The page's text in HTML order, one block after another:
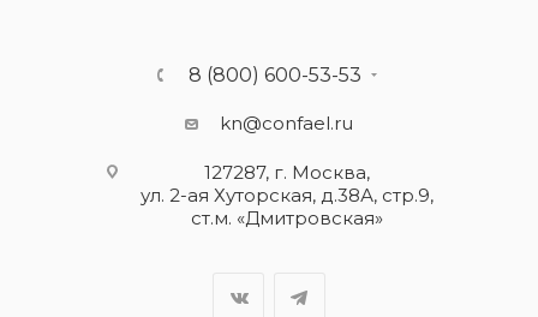
8 (800) 600-53-53
kn@confael.ru
127287, г. Москва,
ул. 2-ая Хуторская, д.38А, стр.9,
ст.м. «Дмитровская»